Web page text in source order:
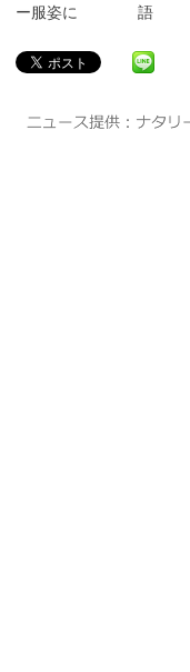
ー服姿に
語